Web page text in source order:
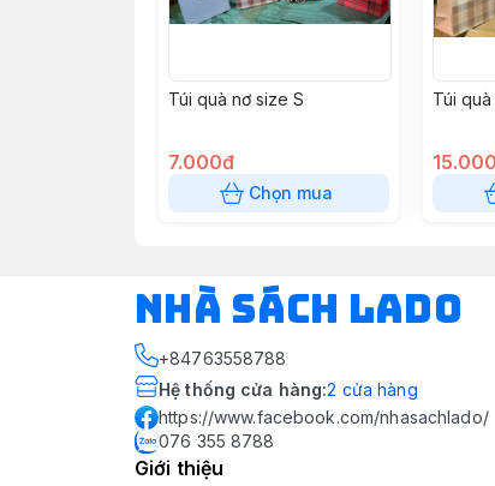
Túi quà nơ size S
7.000đ
Chọn mua
Túi
NHÀ SÁCH LADO
+84763558788
Hệ thống cửa hàng:2 cửa hàng
https://www.facebook.com/nhasachlado/
076 355 8788
Giới thiệu